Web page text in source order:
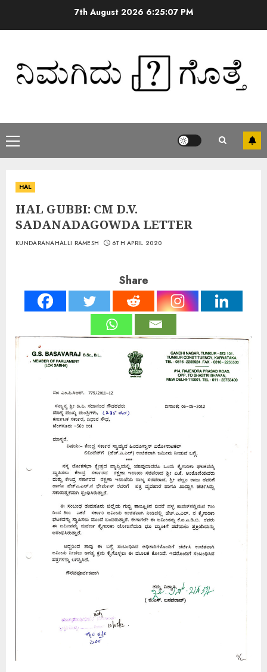
7th August 2026 6:25:08 PM
HAL
HAL GUBBI: CM D.V.
SADANADAGOWDA LETTER
KUNDARANAHALLI RAMESH 6TH APRIL 2020
Share